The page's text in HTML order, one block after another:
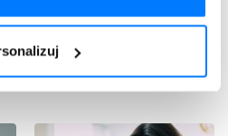
–
Jak zapobiegać otyłości?